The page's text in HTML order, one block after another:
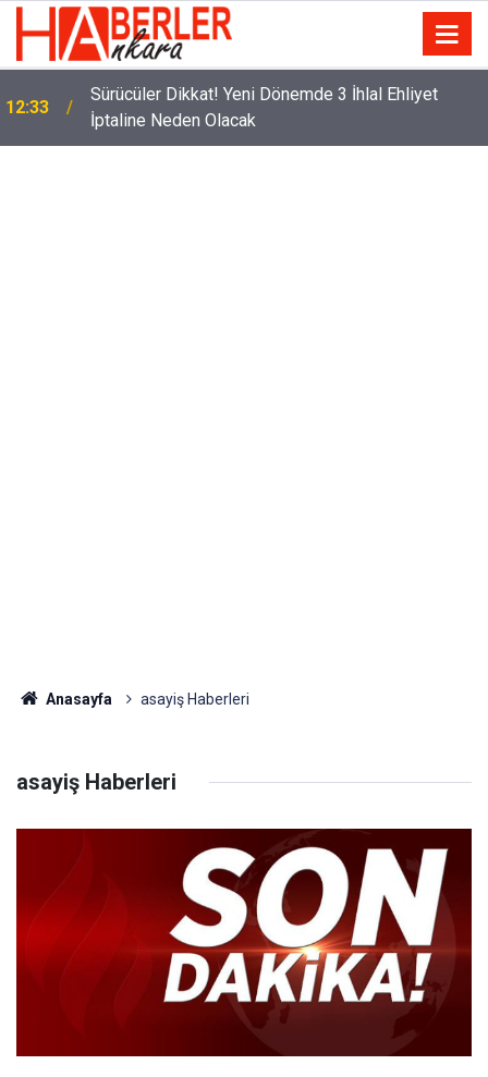
12:33
Sürücüler Dikkat! Yeni Dönemde 3 İhlal Ehliyet
İptaline Neden Olacak
Anasayfa asayiş Haberleri
asayiş Haberleri